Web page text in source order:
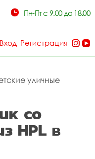
Пн-Пт с 9.00 до 18.00
Вход Регистрация
уличные
со
HPL в